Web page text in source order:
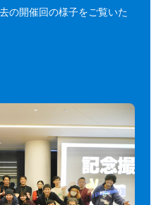
の開催回の様子をご覧いた